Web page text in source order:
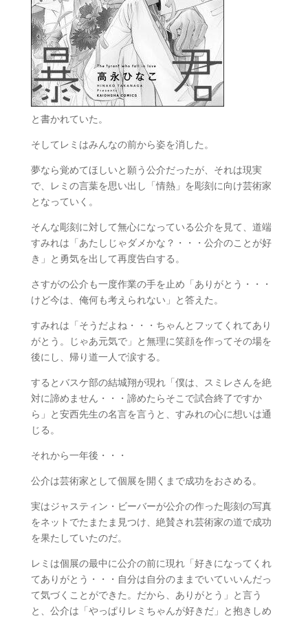
と書かれていた。
そしてレミはみんなの前から姿を消した。
夢なら覚めてほしいと願う公介だったが、それは現実
で、レミの言葉を思い出し「情熱」を彫刻に向け芸術家
となっていく。
そんな彫刻に対して無心になっている公介を見て、道端
すみれは「あたしじゃダメかな？・・・公介のことが好
き」と勇気を出して再度告白する。
さすがの公介も一度作業の手を止め「ありがとう・・・
けど今は、俺何も考えられない」と答えた。
すみれは「そうだよね・・・ちゃんとフッてくれてあり
がとう。じゃあ元気で」と無理に笑顔を作ってその場を
後にし、帰り道一人で涙する。
するとバスケ部の結城翔が現れ「僕は、スミレさんを絶
対に諦めません・・・諦めたらそこで試合終了ですか
ら」と安西先生の名言を言うと、すみれの心に想いは通
じる。
それから一年後・・・
公介は芸術家として個展を開くまで成功をおさめる。
実はジャスティン・ビーバーが公介の作った彫刻の写真
をネットでたまたま見つけ、絶賛され芸術家の道で成功
を果たしていたのだ。
レミは個展の最中に公介の前に現れ「好きになってくれ
てありがとう・・・自分は自分のままでいていいんだっ
て気づくことができた。だから、ありがとう」と言う
と、公介は「やっぱりレミちゃんが好きだ」と抱きしめ